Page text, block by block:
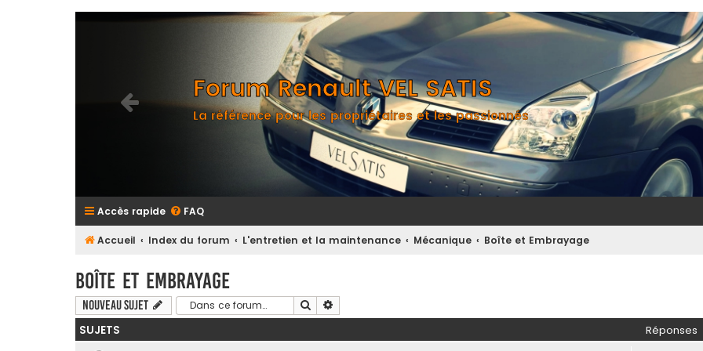
Forum Renault VEL SATIS
La référence pour les propriétaires et les passionnés
Accès rapide FAQ
Accueil Index du forum L'entretien et la maintenance Mécanique Boîte et Embrayage
Boîte et Embrayage
Nouveau sujet Rechercher
SUJETS Réponses